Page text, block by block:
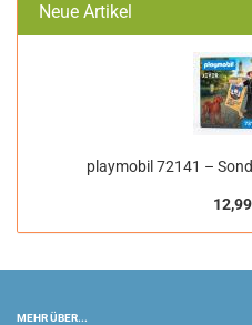
Neue Artikel
playmobil 72141 –
MEHR ÜBER...